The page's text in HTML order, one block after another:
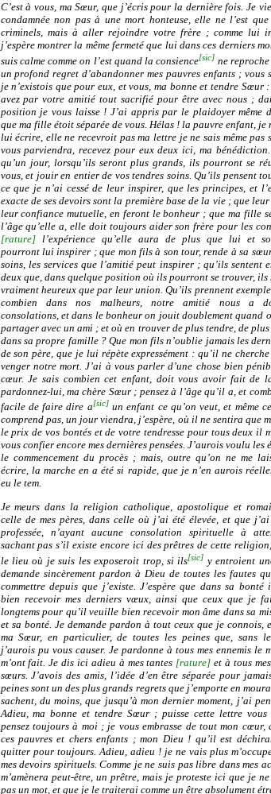
C’est à vous, ma Sœur, que j’écris pour la dernière fois. Je
condamnée non pas à une mort honteuse, elle ne l’est
criminels, mais à aller rejoindre votre frère ; comme lui
j’espère montrer la même fermeté que lui dans ces derniers
suis calme comme on l’est quand la consience[sic] ne
un profond regret d’abandonner mes pauvres enfants ; vous
je n’existois que pour eux, et vous, ma bonne et tendre Sœur
avez par votre amitié tout sacrifié pour être avec nous ;
position je vous laisse ! J’ai appris par le plaidoyer même
que ma fille étoit séparée de vous. Hélas ! la pauvre enfant, je
lui écrire, elle ne recevroit pas ma lettre je ne sais même pas
vous parviendra, recevez pour eux deux ici, ma bénédiction.
qu’un jour, lorsqu’ils seront plus grands, ils pourront se
vous, et jouir en entier de vos tendres soins. Qu’ils pensent
ce que je n’ai cessé de leur inspirer, que les principes, et
exacte de ses devoirs sont la première base de la vie ; que
leur confiance mutuelle, en feront le bonheur ; que ma fille
l’âge qu’elle a, elle doit toujours aider son frère pour les
[rature]l’expérience qu’elle aura de plus que lui et
pourront lui inspirer ; que mon fils à son tour, rende à sa
soins, les services que l’amitié peut inspirer ; qu’ils sentent
deux que, dans quelque position où ils pourront se trouver, ils
vraiment heureux que par leur union. Qu’ils prennent exemple
combien dans nos malheurs, notre amitié nous a
consolations, et dans le bonheur on jouit doublement quand
partager avec un ami ; et où en trouver de plus tendre, de
dans sa propre famille ? Que mon fils n’oublie jamais les
de son père, que je lui répète expressément : qu’il ne
venger notre mort. J’ai à vous parler d’une chose bien
cœur. Je sais combien cet enfant, doit vous avoir fait de
pardonnez-lui, ma chère Sœur ; pensez à l’âge qu’il a, et
facile de faire dire a[sic]un enfant ce qu’on veut, et même
comprend pas, un jour viendra, j’espère, où il ne sentira que
le prix de vos bontés et de votre tendresse pour tous deux il
vous confier encore mes dernières pensées. J’aurois voulu les
le commencement du procès ; mais, outre qu’on ne me
écrire, la marche en a été si rapide, que je n’en aurois
eu le tem.
Je meurs dans la religion catholique, apostolique et
celle de mes pères, dans celle où j’ai été élevée, et que
professée, n’ayant aucune consolation spirituelle à
sachant pas s’il existe encore ici des prêtres de cette
le lieu où je suis les exposeroit trop, si ils[sic] y entroient
demande sincèrement pardon à Dieu de toutes les fautes
commettre depuis que j’existe. J’espère que dans sa bonté
bien recevoir mes derniers vœux, ainsi que ceux que je
longtems pour qu’il veuille bien recevoir mon âme dans sa
et sa bonté. Je demande pardon à tout ceux que je connois,
ma Sœur, en particulier, de toutes les peines que, sans
j’aurois pu vous causer. Je pardonne à tous mes ennemis le
m’ont fait. Je dis ici adieu à mes tantes [rature] et à tous
sœurs. J’avois des amis, l’idée d’en être séparée pour
peines sont un des plus grands regrets que j’emporte en
sachent, du moins, que jusqu’à mon dernier moment, j’ai
Adieu, ma bonne et tendre Sœur ; puisse cette lettre
pensez toujours à moi ; je vous embrasse de tout mon cœur,
ces pauvres et chers enfants ; mon Dieu ! qu’il est
quitter pour toujours. Adieu, adieu ! je ne vais plus
mes devoirs spirituels. Comme je ne suis pas libre dans mes
m’amènera peut-être, un prêtre, mais je proteste ici que je
pas un mot, et que je le traiterai comme un être absolument